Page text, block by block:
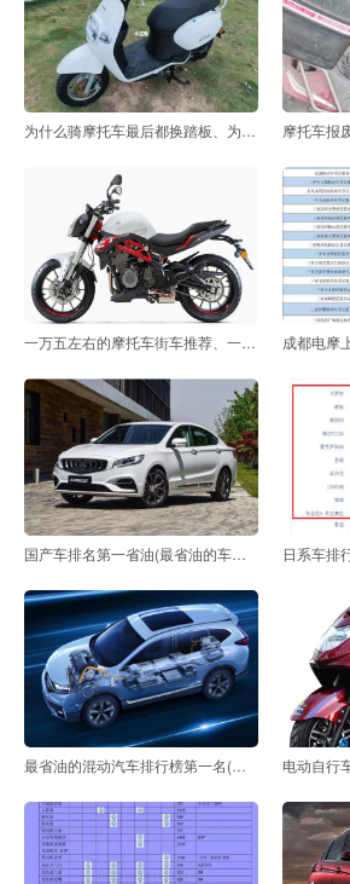
为什么骑摩托车最后都换踏板、为什么不管踏板摩托车
一万五左右的摩托车街车推荐、一万左右的街车推荐
国产车排名第一省油(最省油的车排行榜第一名)
最省油的混动汽车排行榜第一名(最省油的混动汽车排行